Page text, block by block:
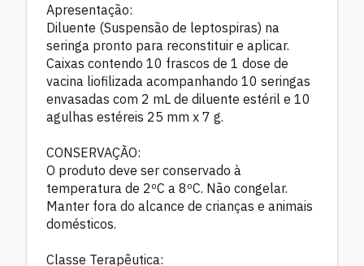
Apresentação:
Diluente (Suspensão de leptospiras) na
seringa pronto para reconstituir e aplicar.
Caixas contendo 10 frascos de 1 dose de
vacina liofilizada acompanhando 10 seringas
envasadas com 2 mL de diluente estéril e 10
agulhas estéreis 25 mm x 7 g.
CONSERVAÇÃO:
O produto deve ser conservado à
temperatura de 2ºC a 8ºC. Não congelar.
Manter fora do alcance de crianças e animais
domésticos.
Classe Terapêutica: